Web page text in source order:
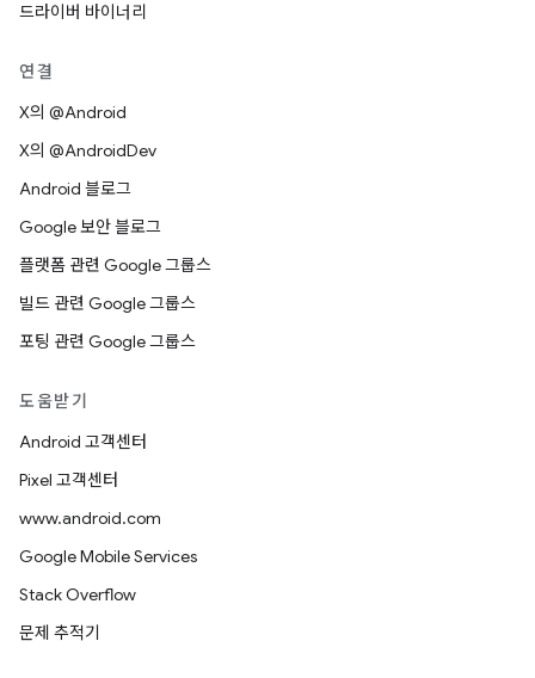
드라이버 바이너리
연결
X의 @Android
X의 @AndroidDev
Android 블로그
Google 보안 블로그
플랫폼 관련 Google 그룹스
빌드 관련 Google 그룹스
포팅 관련 Google 그룹스
도움받기
Android 고객센터
Pixel 고객센터
www.android.com
Google Mobile Services
Stack Overflow
문제 추적기